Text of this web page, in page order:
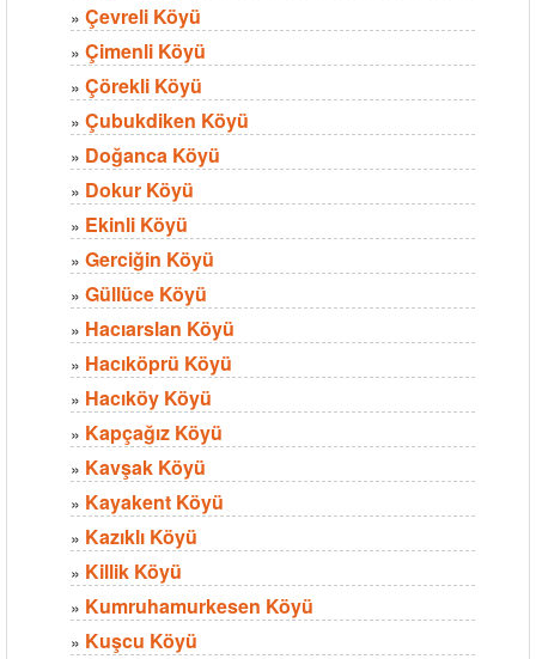
» Çevreli Köyü
» Çimenli Köyü
» Çörekli Köyü
» Çubukdiken Köyü
» Doğanca Köyü
» Dokur Köyü
» Ekinli Köyü
» Gerciğin Köyü
» Güllüce Köyü
» Hacıarslan Köyü
» Hacıköprü Köyü
» Hacıköy Köyü
» Kapçağız Köyü
» Kavşak Köyü
» Kayakent Köyü
» Kazıklı Köyü
» Killik Köyü
» Kumruhamurkesen Köyü
» Kuşcu Köyü